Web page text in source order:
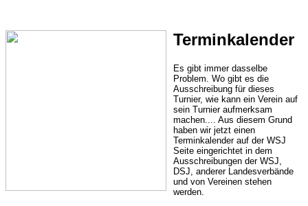
Terminkalender
Es gibt immer dasselbe
Problem. Wo gibt es die
Ausschreibung für dieses
Turnier, wie kann ein Verein auf
sein Turnier aufmerksam
machen.... Aus diesem Grund
haben wir jetzt einen
Terminkalender auf der WSJ
Seite eingerichtet in dem
Ausschreibungen der WSJ,
DSJ, anderer Landesverbände
und von Vereinen stehen
werden.